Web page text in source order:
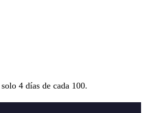
4 días de cada 100.